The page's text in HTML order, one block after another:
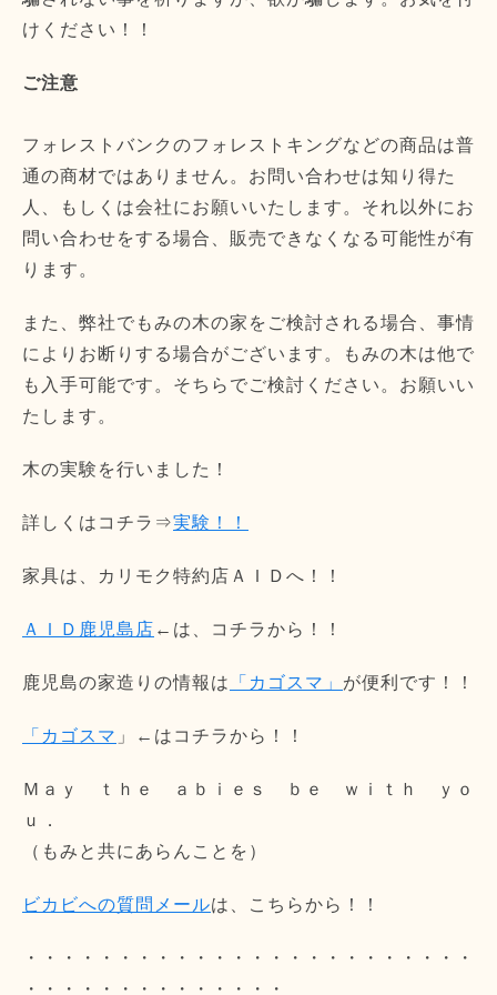
けください！！
ご注意
フォレストバンクのフォレストキングなどの商品は普
通の商材ではありません。お問い合わせは知り得た
人、もしくは会社にお願いいたします。それ以外にお
問い合わせをする場合、販売できなくなる可能性が有
ります。
また、弊社でもみの木の家をご検討される場合、事情
によりお断りする場合がございます。もみの木は他で
も入手可能です。そちらでご検討ください。お願いい
たします。
木の実験を行いました！
詳しくはコチラ⇒実験！！
家具は、カリモク特約店ＡＩＤへ！！
ＡＩＤ鹿児島店 ←は、コチラから！！
鹿児島の家造りの情報は 「カゴスマ」 が便利です！！
「カゴスマ 」←はコチラから！！
Ｍａｙ ｔｈｅ ａｂｉｅｓ ｂｅ ｗｉｔｈ ｙｏ
ｕ．
（もみと共にあらんことを）
ビカビへの質問メールは、こちらから！！
・・・・・・・・・・・・・・・・・・・・・・・・
・・・・・・・・・・・・・・